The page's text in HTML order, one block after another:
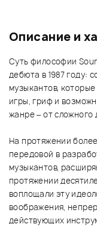
Описание и
Суть философии
дебюта в 1987 году:
музыкантов,
игры, гриф и
жанре – от сложного
На протяжении
передовой в
музыкантов,
протяжении
воплощали эту
воображения,
действующих